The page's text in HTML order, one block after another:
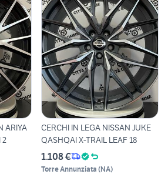
ARIYA
2
CERCHI IN LEGA NISSAN JUKE
QASHQAI X-TRAIL LEAF 18
1.108 €
Torre Annunziata (NA)